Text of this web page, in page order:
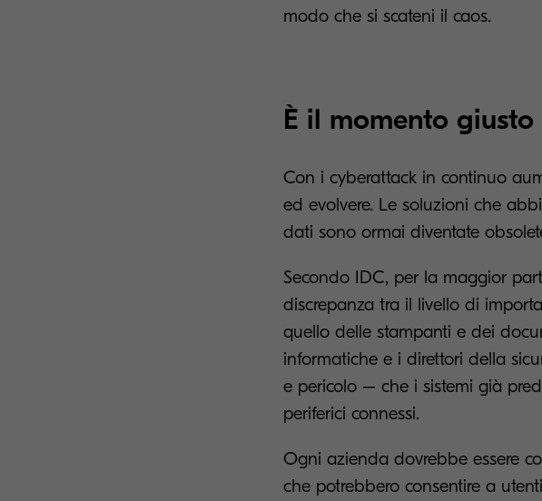
modo che si scateni il caos.
È il momento
Con i cyberattack in continuo
ed evolvere. Le soluzioni che
dati sono ormai diventate
Secondo IDC, per la maggior
discrepanza tra il livello di
quello delle stampanti e dei
informatiche e i direttori della
e pericolo – che i sistemi già
periferici connessi.
Ogni azienda dovrebbe essere
che potrebbero consentire a